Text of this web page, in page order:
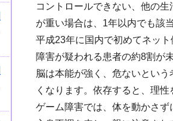
コントロールできない、他の
が重い場合は、1年以内でも該
平成23年に国内で初めてネッ
障害が疑われる患者の約8割が
脳は本能が強く、危ないとい
くなります。依存すると、理
ゲーム障害では、体を動かさ